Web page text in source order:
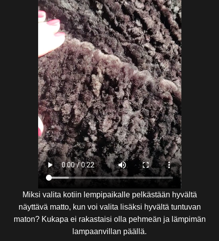
Miksi valita kotiin lempipaikalle pelkästään hyvältä
näyttävä matto, kun voi valita lisäksi hyvältä tuntuvan
maton? Kukapa ei rakastaisi olla pehmeän ja lämpimän
lampaanvillan päällä.